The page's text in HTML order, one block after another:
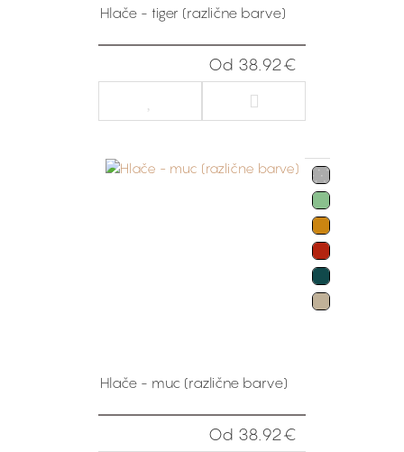
Hlače - tiger (različne barve)
Od 38.92€
Hlače - muc (različne barve)
Od 38.92€